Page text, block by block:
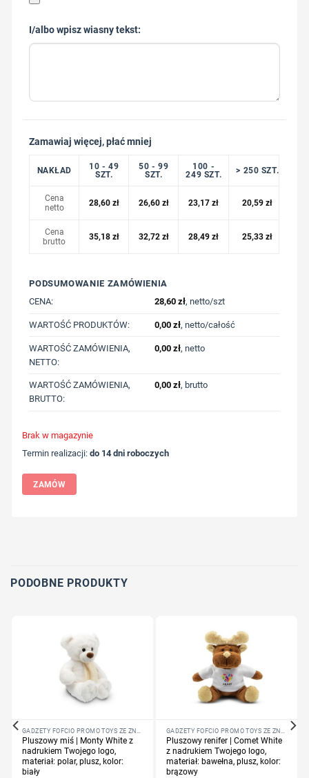
I/albo wpisz wiasny tekst:
Zamawiaj więcej, płać mniej
NAKŁAD
10 - 49
SZT.
50 - 99
SZT.
100 -
249 SZT.
> 250 SZT.
Cena
netto
28,60 zł 26,60 zł 23,17zł 20,59zł
Cena
brutto
35,18 zł 32,72 zł 28,49zł 25,33zł
PODSUMOWANIE ZAMÓWIENIA
CENA:
28,60 zł, netto/szt
WARTOŚĆ PRODUKTÓW: 0,00 zł, netto/całość
WARTOŚĆ ZAMÓWIENIA,
NETTO:
0,00 zł, netto
WARTOŚĆ ZAMÓWIENIA,
BRUTTO:
0,00 zł, brutto
Brak w magazynie
Termin realizacji:do 14 dni roboczych
ZAMÓW
PODOBNE PRODUKTY
Pluszowy miś | Monty White z
nadrukiem Twojego logo,
materiał: polar, plusz, kolor:
biały
Pluszowy renifer | Comet White
z nadrukiem Twojego logo,
materiał: bawełna, plusz, kolor:
brązowy